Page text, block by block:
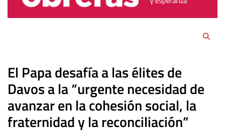
El Papa desafía a las élites de
Davos a la “urgente necesidad de
avanzar en la cohesión social, la
fraternidad y la reconciliación”